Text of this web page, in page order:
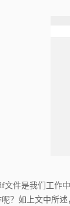
是我们工作中
？如上文中所